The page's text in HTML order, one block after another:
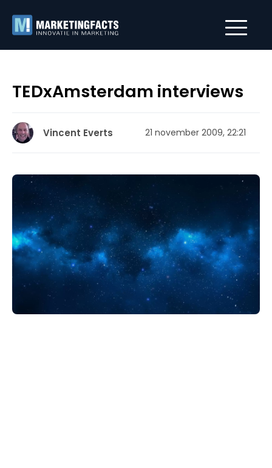
TEDxAmsterdam interviews
Vincent Everts 21 november 2009, 22:21